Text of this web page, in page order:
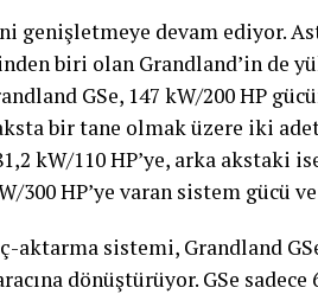
genişletmeye devam ediyor.
biri olan Grandland’in de
GSe, 147 kW/200 HP
bir tane olmak üzere iki
kW/110 HP’ye, arka akstaki
300 HP’ye varan sistem gücü
sistemi, Grandland
dönüştürüyor. GSe sadece